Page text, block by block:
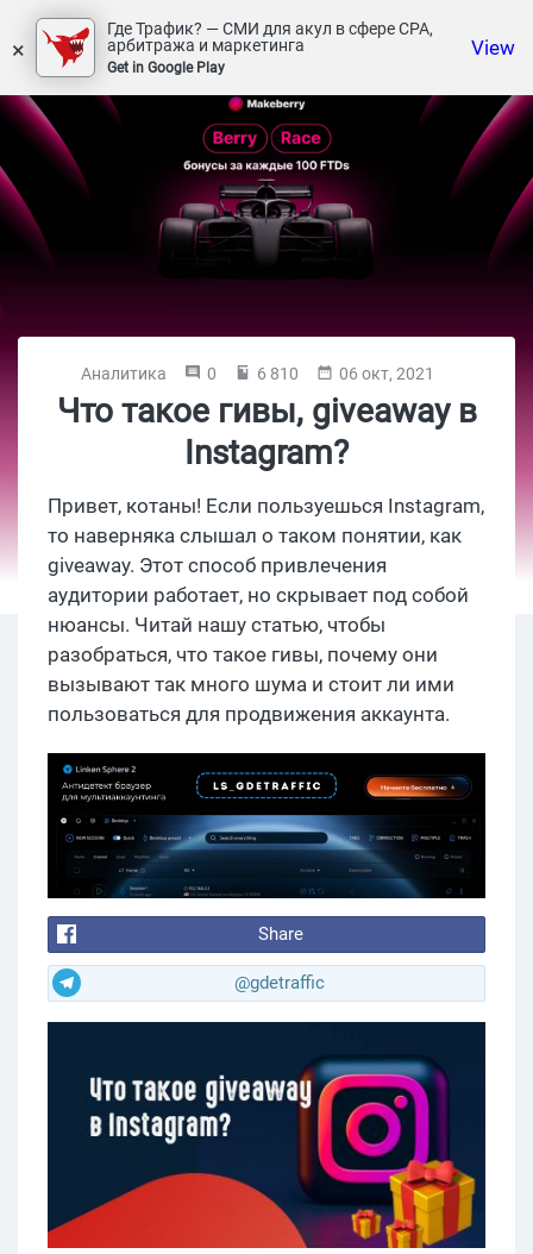
×
Где Трафик? — СМИ для акул в сфере СРА,
арбитража и маркетинга
Get in Google Play
View
Аналитика 0 6 810 06 окт, 2021
Что такое гивы, giveaway в
Instagram?
Привет, котаны! Если пользуешься Instagram,
то наверняка слышал о таком понятии, как
giveaway. Этот способ привлечения
аудитории работает, но скрывает под собой
нюансы. Читай нашу статью, чтобы
разобраться, что такое гивы, почему они
вызывают так много шума и стоит ли ими
пользоваться для продвижения аккаунта.
Share
@gdetraffic